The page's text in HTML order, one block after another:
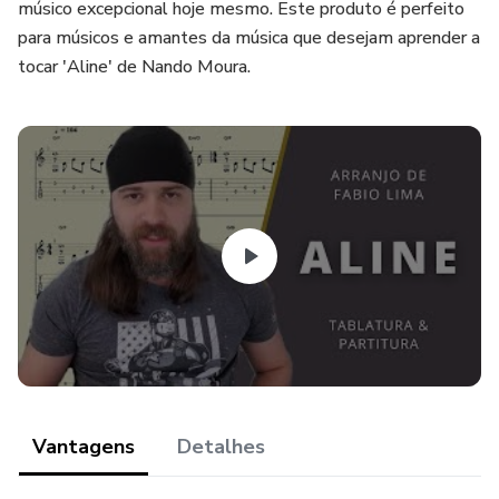
músico excepcional hoje mesmo. Este produto é perfeito
para músicos e amantes da música que desejam aprender a
tocar 'Aline' de Nando Moura.
Vantagens Detalhes